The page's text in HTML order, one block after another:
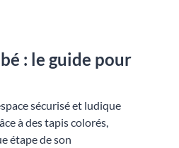
: le guide pour
sécurisé et ludique
à des tapis colorés,
étape de son